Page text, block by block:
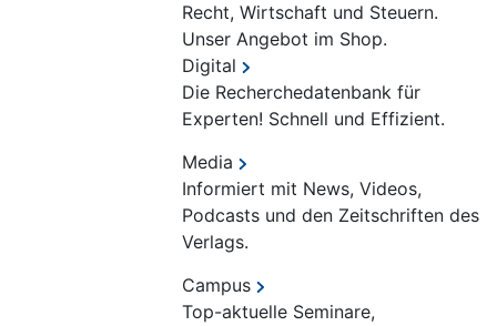
Recht, Wirtschaft und Steuern.
Unser Angebot im Shop.
Digital
Die Recherchedatenbank für
Experten! Schnell und Effizient.
Media
Informiert mit News, Videos,
Podcasts und den Zeitschriften des
Verlags.
Campus
Top-aktuelle Seminare,